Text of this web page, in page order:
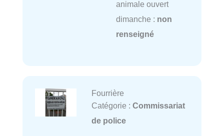
animale ouvert
dimanche : non
renseigné
Fourrière
Catégorie : Commissariat
de police